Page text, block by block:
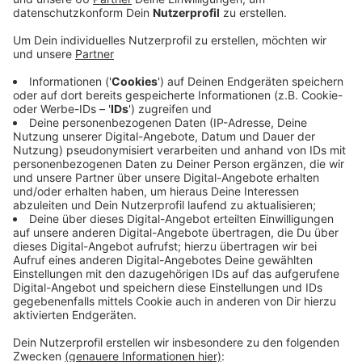
Mitmachprogramm.
Veröffentlicht:Samstag, 18.01.2020 07:44
Anzeige
Im kleinen Haus können sie ab 17 Uhr bei Songs aus
aktuellen Familienstücken mitsingen. Ebenfalls um 17
Uhr und auch um 18 Uhr finden Fahrstuhlkonzerte in
den Lastenaufzügen statt. Im kleinen Haus führen
Düsseldorfer Jugendliche ab 19 Uhr auch eine
Shakespeare-Inszenierung auf. Der Tag der offenen
Tür endet am Abend mit einer Party auf der
Hauptbühne.
https://www.dhaus.de/programm/a-z/tag-der-
offenen-tuer/